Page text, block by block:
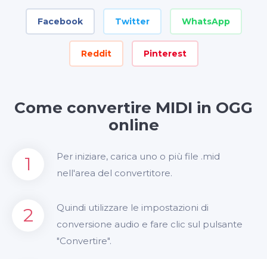
Facebook Twitter WhatsApp
Reddit Pinterest
Come convertire MIDI in OGG
online
1
Per iniziare, carica uno o più file .mid
nell'area del convertitore.
2
Quindi utilizzare le impostazioni di
conversione audio e fare clic sul pulsante
"Convertire".